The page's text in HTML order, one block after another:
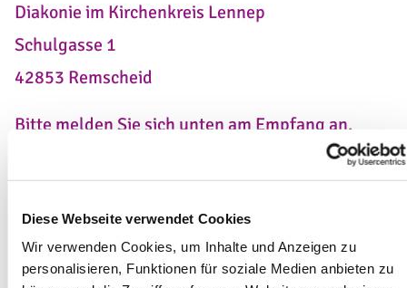
Diese Webseite verwendet Cookies
Wir verwenden Cookies, um Inhalte und Anzeigen zu
personalisieren, Funktionen für soziale Medien anbieten zu
Diakonie im Kirchenkreis Lennep
Schulgasse 1
42853 Remscheid
Bitte melden Sie sich unten am Empfang an.
Bitte akzeptieren Sie Marketing-Cookies, um
diese Karte anzuzeigen.
Accept cookies